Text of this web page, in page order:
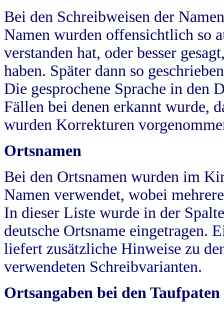
Bei den Schreibweisen der
Namen wurden offensichtlich so
verstanden hat, oder besser
haben. Später dann so
Die gesprochene Sprache in
Fällen bei denen erkannt wurde,
wurden Korrekturen
Ortsnamen
Bei den Ortsnamen wurden im
Namen verwendet, wobei
In dieser Liste wurde in der
deutsche Ortsname eingetragen.
liefert zusätzliche Hinweise zu
verwendeten Schreibvarianten.
Ortsangaben bei den Taufpaten